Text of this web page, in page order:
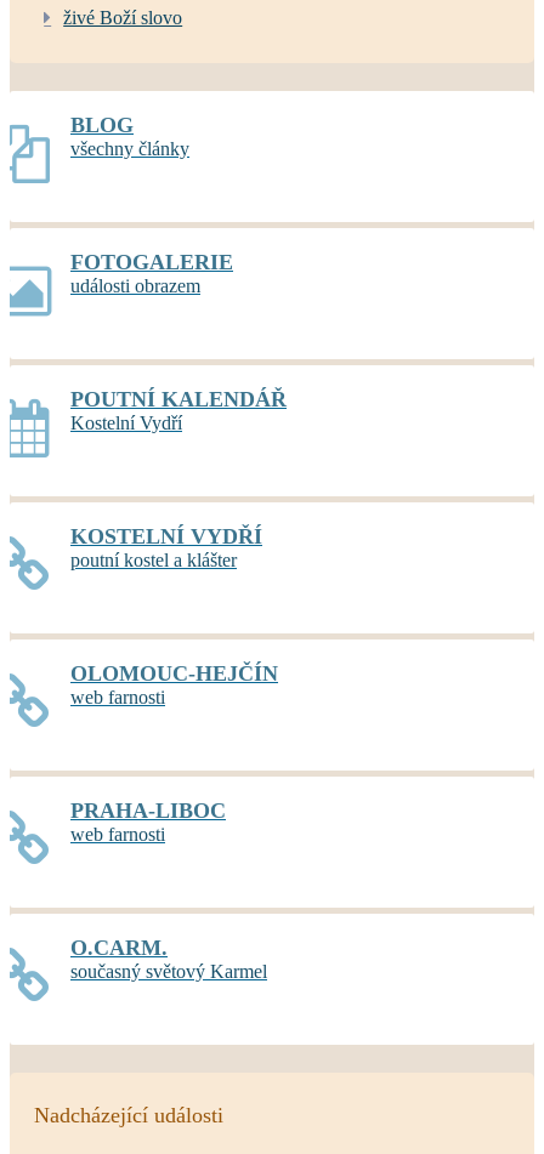
živé Boží slovo
BLOG
všechny články
FOTOGALERIE
události obrazem
POUTNÍ KALENDÁŘ
Kostelní Vydří
KOSTELNÍ VYDŘÍ
poutní kostel a klášter
OLOMOUC-HEJČÍN
web farnosti
PRAHA-LIBOC
web farnosti
O.CARM.
současný světový Karmel
Nadcházející události